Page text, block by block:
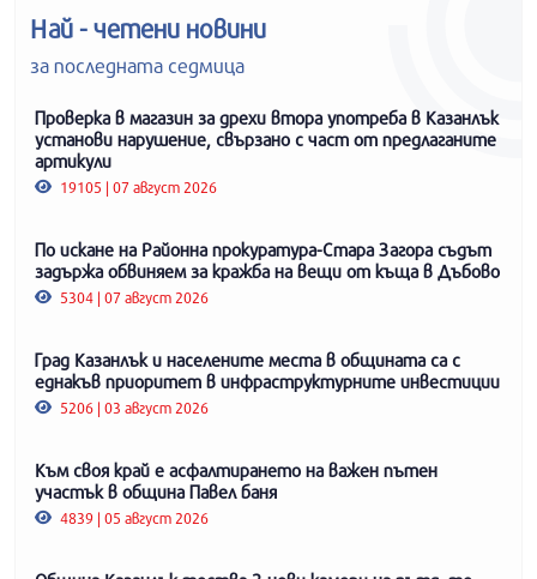
Най - четени новини
за последната седмица
Проверка в магазин за дрехи втора употреба в Казанлък
установи нарушение, свързано с част от предлаганите
артикули
19105 | 07 август 2026
По искане на Районна прокуратура-Стара Загора съдът
задържа обвиняем за кражба на вещи от къща в Дъбово
5304 | 07 август 2026
Град Казанлък и населените места в общината са с
еднакъв приоритет в инфраструктурните инвестиции
5206 | 03 август 2026
Към своя край е асфалтирането на важен пътен
участък в община Павел баня
4839 | 05 август 2026